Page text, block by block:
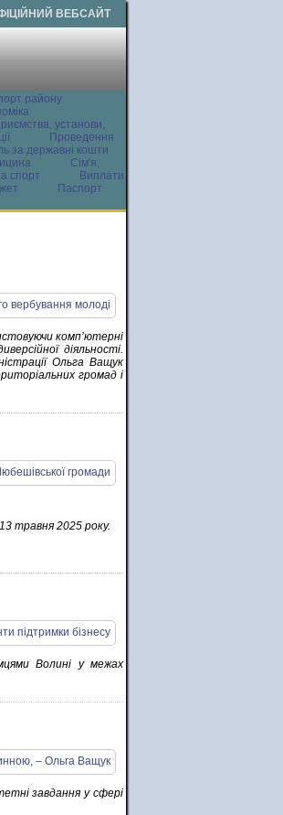
ВЕБСАЙТ
району
установи,
Проведення
за державні кошти
Сім'я,
спорт
Виплати
Паспорт
комп’ютерні
діяльності.
Ольга Ващук
громад і
травня 2025 року.
Волині у межах
завдання у сфері